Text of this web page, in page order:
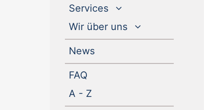
Services
Wir über uns
News(current)
FAQ
A - Z